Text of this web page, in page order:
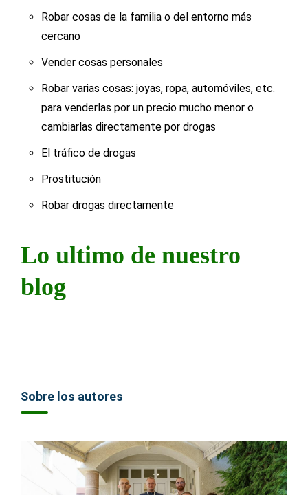
Robar cosas de la familia o del entorno más
cercano
Vender cosas personales
Robar varias cosas: joyas, ropa, automóviles, etc.
para venderlas por un precio mucho menor o
cambiarlas directamente por drogas
El tráfico de drogas
Prostitución
Robar drogas directamente
Lo ultimo de nuestro
blog
Sobre los autores